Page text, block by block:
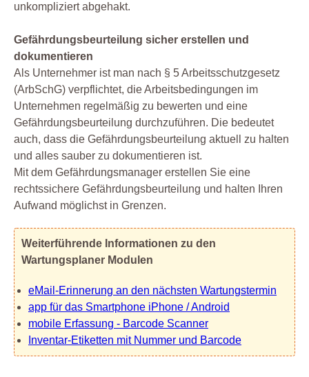
unkompliziert abgehakt.
Gefährdungsbeurteilung sicher erstellen und
dokumentieren
Als Unternehmer ist man nach § 5 Arbeitsschutzgesetz
(ArbSchG) verpflichtet, die Arbeitsbedingungen im
Unternehmen regelmäßig zu bewerten und eine
Gefährdungsbeurteilung durchzuführen. Die bedeutet
auch, dass die Gefährdungsbeurteilung aktuell zu halten
und alles sauber zu dokumentieren ist.
Mit dem Gefährdungsmanager erstellen Sie eine
rechtssichere Gefährdungsbeurteilung und halten Ihren
Aufwand möglichst in Grenzen.
Weiterführende Informationen zu den
Wartungsplaner Modulen
eMail-Erinnerung an den nächsten Wartungstermin
app für das Smartphone iPhone / Android
mobile Erfassung - Barcode Scanner
Inventar-Etiketten mit Nummer und Barcode